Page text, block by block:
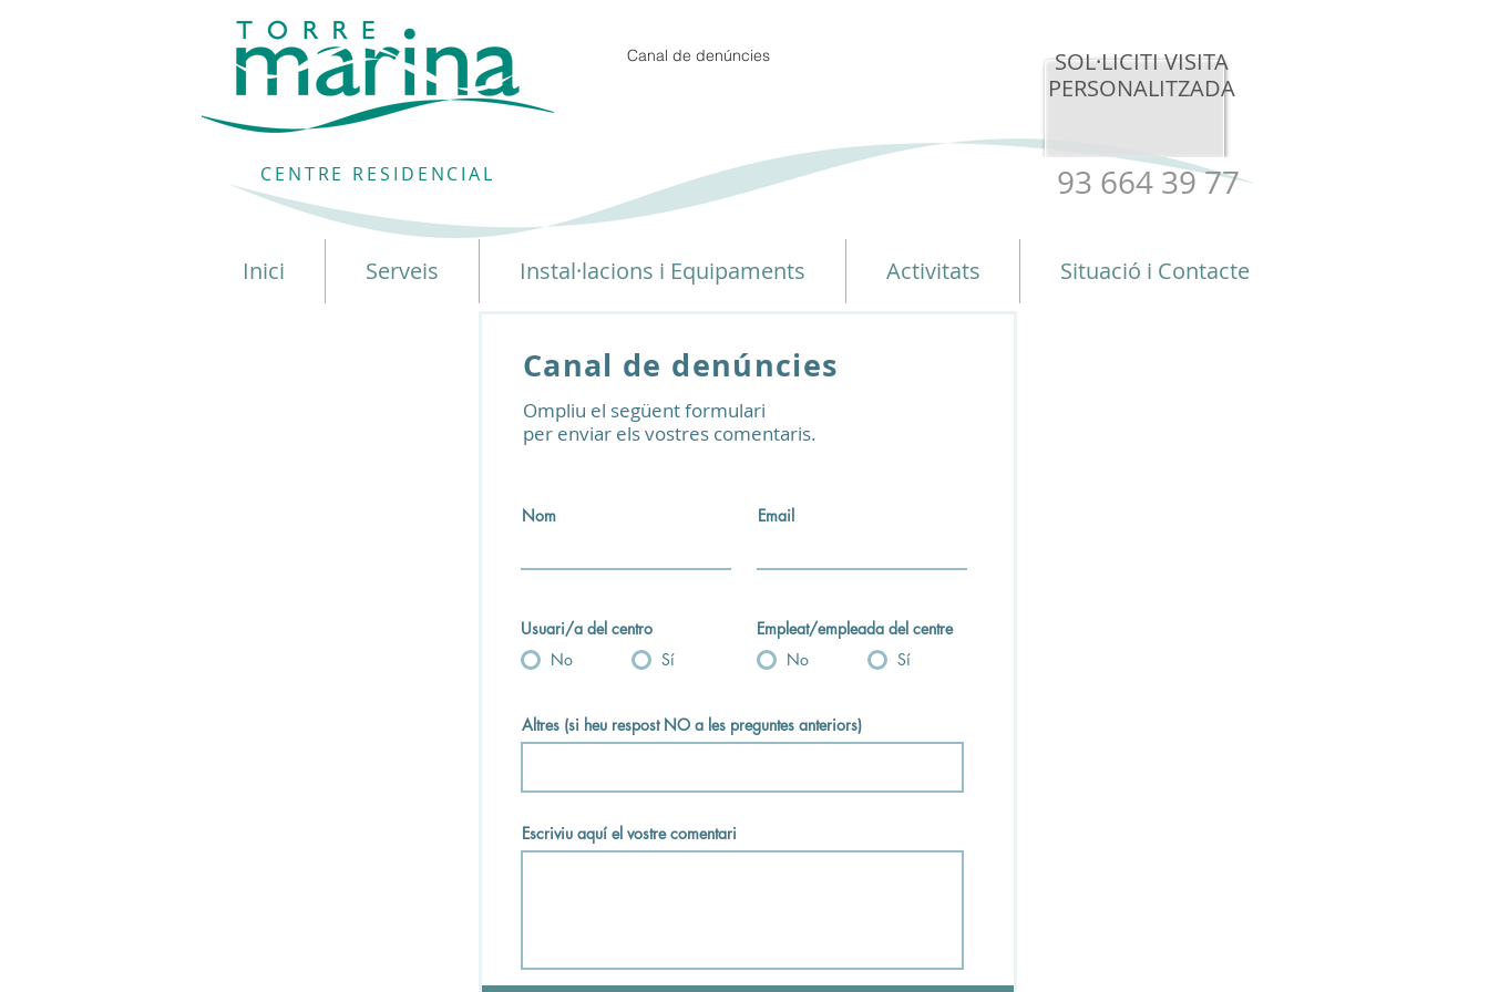
CENTRE RESIDENCIAL 93 664 39 77
SOL·LICITI VISITA
PERSONALITZADA
Inici Serveis Instal·lacions i Equipaments Activitats Situació i Contacte
Canal de denúncies
Canal de denúncies
Ompliu el següent formulari
per enviar els vostres comentaris.
Nom Email
Usuari/a del centro
No
Sí
Empleat/empleada del centre
No
Sí
Altres (si heu respost NO a les preguntes anteriors)
Escriviu aquí el vostre comentari